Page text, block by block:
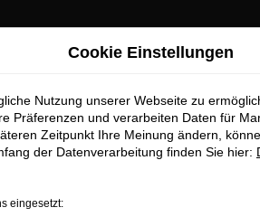
Cookie Einstellungen
Nutzung unserer Webseite zu
Präferenzen und verarbeiten Daten für
Zeitpunkt Ihre Meinung ändern,
der Datenverarbeitung finden Sie hier:
eingesetzt: